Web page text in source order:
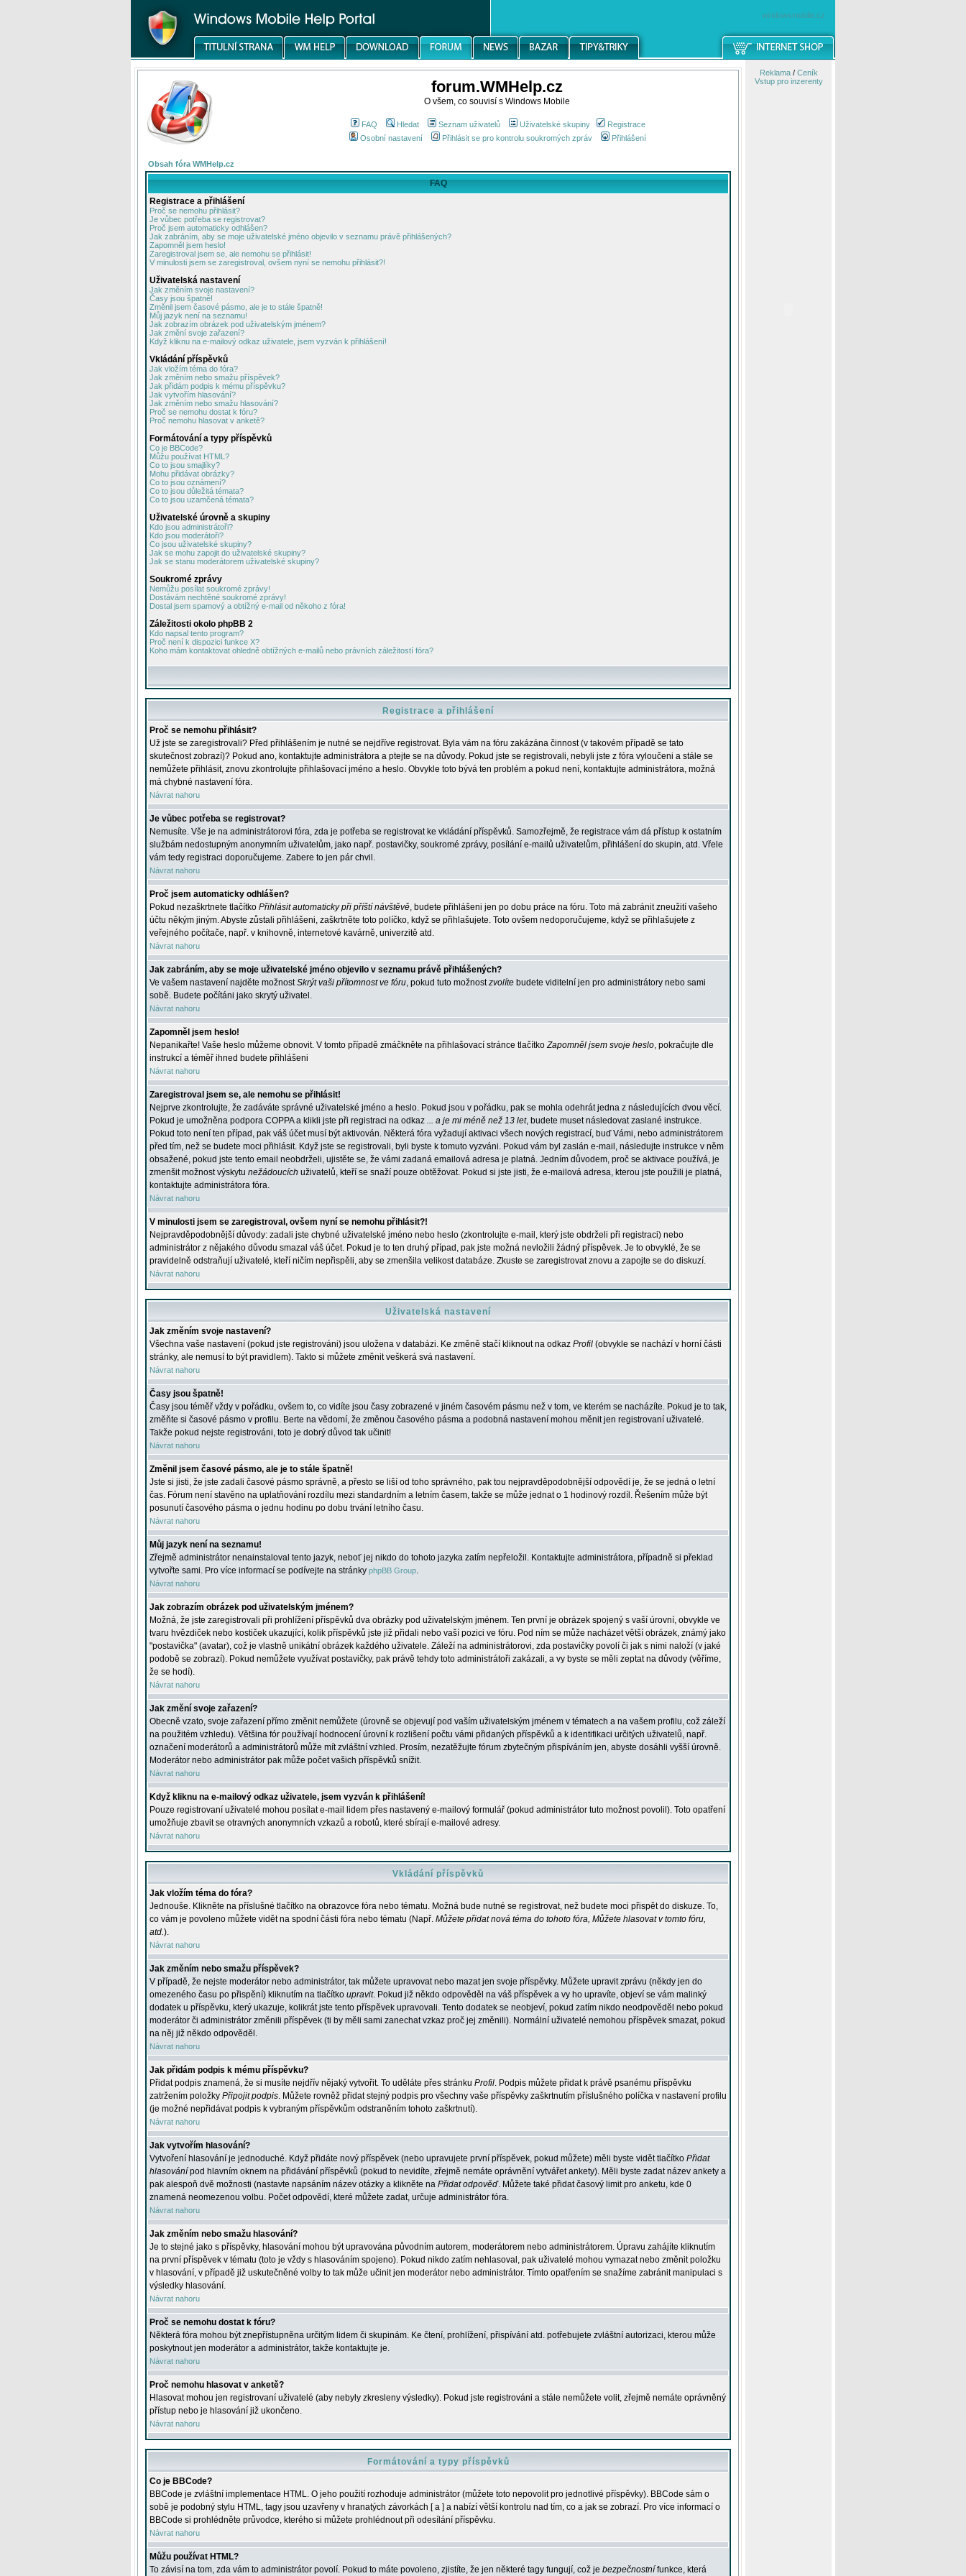
windowsmobile.cz
forum.WMHelp.cz
O všem, co souvisí s Windows Mobile
FAQ Hledat Seznam uživatelů Uživatelské skupiny
Registrace
Osobní nastavení
Přihlásit se pro kontrolu soukromých zpráv Přihlášení
Obsah fóra WMHelp.cz
FAQ
Registrace a přihlášení
Proč se nemohu přihlásit?
Je vůbec potřeba se registrovat?
Proč jsem automaticky odhlášen?
Jak zabráním, aby se moje uživatelské jméno objevilo v seznamu právě přihlášených?
Zapomněl jsem heslo!
Zaregistroval jsem se, ale nemohu se přihlásit!
V minulosti jsem se zaregistroval, ovšem nyní se nemohu přihlásit?!
Uživatelská nastavení
Jak změním svoje nastavení?
Časy jsou špatně!
Změnil jsem časové pásmo, ale je to stále špatně!
Můj jazyk není na seznamu!
Jak zobrazím obrázek pod uživatelským jménem?
Jak změní svoje zařazení?
Když kliknu na e-mailový odkaz uživatele, jsem vyzván k přihlášení!
Vkládání příspěvků
Jak vložím téma do fóra?
Jak změním nebo smažu příspěvek?
Jak přidám podpis k mému příspěvku?
Jak vytvořím hlasování?
Jak změním nebo smažu hlasování?
Proč se nemohu dostat k fóru?
Proč nemohu hlasovat v anketě?
Formátování a typy příspěvků
Co je BBCode?
Můžu používat HTML?
Co to jsou smajlíky?
Mohu přidávat obrázky?
Co to jsou oznámení?
Co to jsou důležitá témata?
Co to jsou uzamčená témata?
Uživatelské úrovně a skupiny
Kdo jsou administrátoři?
Kdo jsou moderátoři?
Co jsou uživatelské skupiny?
Jak se mohu zapojit do uživatelské skupiny?
Jak se stanu moderátorem uživatelské skupiny?
Soukromé zprávy
Nemůžu posílat soukromé zprávy!
Dostávám nechtěné soukromé zprávy!
Dostal jsem spamový a obtížný e-mail od někoho z fóra!
Záležitosti okolo phpBB 2
Kdo napsal tento program?
Proč není k dispozici funkce X?
Koho mám kontaktovat ohledně obtížných e-mailů nebo právních záležitostí fóra?
Registrace a přihlášení
Proč se nemohu přihlásit?
Už jste se zaregistrovali? Před přihlášením je nutné se nejdříve registrovat. Byla vám na fóru zakázána činnost (v takovém případě se tato
skutečnost zobrazí)? Pokud ano, kontaktujte administrátora a ptejte se na důvody. Pokud jste se registrovali, nebyli jste z fóra vyloučeni a stále se
nemůžete přihlásit, znovu zkontrolujte přihlašovací jméno a heslo. Obvykle toto bývá ten problém a pokud není, kontaktujte administrátora, možná
má chybné nastavení fóra.
Návrat nahoru
Je vůbec potřeba se registrovat?
Nemusíte. Vše je na administrátorovi fóra, zda je potřeba se registrovat ke vkládání příspěvků. Samozřejmě, že registrace vám dá přístup k ostatním
službám nedostupným anonymním uživatelům, jako např. postavičky, soukromé zprávy, posílání e-mailů uživatelům, přihlášení do skupin, atd. Vřele
vám tedy registraci doporučujeme. Zabere to jen pár chvil.
Návrat nahoru
Proč jsem automaticky odhlášen?
Pokud nezaškrtnete tlačítko Přihlásit automaticky při příští návštěvě, budete přihlášeni jen po dobu práce na fóru. Toto má zabránit zneužití vašeho
účtu někým jiným. Abyste zůstali přihlášeni, zaškrtněte toto políčko, když se přihlašujete. Toto ovšem nedoporučujeme, když se přihlašujete z
veřejného počítače, např. v knihovně, internetové kavárně, univerzitě atd.
Návrat nahoru
Jak zabráním, aby se moje uživatelské jméno objevilo v seznamu právě přihlášených?
Ve vašem nastavení najděte možnostSkrýt vaši přítomnost ve fóru, pokud tuto možnostzvolíte budete viditelní jen pro administrátory nebo sami
sobě. Budete počítáni jako skrytý uživatel.
Návrat nahoru
Zapomněl jsem heslo!
Nepanikařte! Vaše heslo můžeme obnovit. V tomto případě zmáčkněte na přihlašovací stránce tlačítkoZapomněl jsem svoje heslo, pokračujte dle
instrukcí a téměř ihned budete přihlášeni
Návrat nahoru
Zaregistroval jsem se, ale nemohu se přihlásit!
Nejprve zkontrolujte, že zadáváte správné uživatelské jméno a heslo. Pokud jsou v pořádku, pak se mohla odehrát jedna z následujících dvou věcí.
Pokud je umožněna podpora COPPA a klikli jste při registraci na odkaz ... a je mi méně než 13 let, budete muset následovat zaslané instrukce.
Pokud toto není ten případ, pak váš účet musí být aktivován. Některá fóra vyžadují aktivaci všech nových registrací, buď Vámi, nebo administrátorem
před tím, než se budete moci přihlásit. Když jste se registrovali, byli byste k tomuto vyzváni. Pokud vám byl zaslán e-mail, následujte instrukce v něm
obsažené, pokud jste tento email neobdrželi, ujistěte se, že vámi zadaná emailová adresa je platná. Jedním důvodem, proč se aktivace používá, je
zmenšit možnost výskytu nežádoucích uživatelů, kteří se snaží pouze obtěžovat. Pokud si jste jisti, že e-mailová adresa, kterou jste použili je platná,
kontaktujte administrátora fóra.
Návrat nahoru
V minulosti jsem se zaregistroval, ovšem nyní se nemohu přihlásit?!
Nejpravděpodobnější důvody: zadali jste chybné uživatelské jméno nebo heslo (zkontrolujte e-mail, který jste obdrželi při registraci) nebo
administrátor z nějakého důvodu smazal váš účet. Pokud je to ten druhý případ, pak jste možná nevložili žádný příspěvek. Je to obvyklé, že se
pravidelně odstraňují uživatelé, kteří ničím nepřispěli, aby se zmenšila velikost databáze. Zkuste se zaregistrovat znovu a zapojte se do diskuzí.
Návrat nahoru
Uživatelská nastavení
Jak změním svoje nastavení?
Všechna vaše nastavení (pokud jste registrováni) jsou uložena v databázi. Ke změně stačí kliknout na odkaz Profil (obvykle se nachází v horní části
stránky, ale nemusí to být pravidlem). Takto si můžete změnit veškerá svá nastavení.
Návrat nahoru
Časy jsou špatně!
Časy jsou téměř vždy v pořádku, ovšem to, co vidíte jsou časy zobrazené v jiném časovém pásmu než v tom, ve kterém se nacházíte. Pokud je to tak,
změňte si časové pásmo v profilu. Berte na vědomí, že změnou časového pásma a podobná nastavení mohou měnit jen registrovaní uživatelé.
Takže pokud nejste registrováni, toto je dobrý důvod tak učinit!
Návrat nahoru
Změnil jsem časové pásmo, ale je to stále špatně!
Jste si jisti, že jste zadali časové pásmo správně, a přesto se liší od toho správného, pak tou nejpravděpodobnější odpovědí je, že se jedná o letní
čas. Fórum není stavěno na uplatňování rozdílu mezi standardním a letním časem, takže se může jednat o 1 hodinový rozdíl. Řešením může být
posunutí časového pásma o jednu hodinu po dobu trvání letního času.
Návrat nahoru
Můj jazyk není na seznamu!
Zřejmě administrátor nenainstaloval tento jazyk, neboť jej nikdo do tohoto jazyka zatím nepřeložil. Kontaktujte administrátora, případně si překlad
vytvořte sami. Pro více informací se podívejte na stránky phpBB Group.
Návrat nahoru
Jak zobrazím obrázek pod uživatelským jménem?
Možná, že jste zaregistrovali při prohlížení příspěvků dva obrázky pod uživatelským jménem. Ten první je obrázek spojený s vaší úrovní, obvykle ve
tvaru hvězdiček nebo kostiček ukazující, kolik příspěvků jste již přidali nebo vaší pozici ve fóru. Pod ním se může nacházet větší obrázek, známý jako
"postavička" (avatar), což je vlastně unikátní obrázek každého uživatele. Záleží na administrátorovi, zda postavičky povolí či jak s nimi naloží (v jaké
podobě se zobrazí). Pokud nemůžete využívat postavičky, pak právě tehdy toto administrátoři zakázali, a vy byste se měli zeptat na důvody (věříme,
že se hodí).
Návrat nahoru
Jak změní svoje zařazení?
Obecně vzato, svoje zařazení přímo změnit nemůžete (úrovně se objevují pod vaším uživatelským jménem v tématech a na vašem profilu, což záleží
na použitém vzhledu). Většina fór používají hodnocení úrovní k rozlišení počtu vámi přidaných příspěvků a k identifikaci určitých uživatelů, např.
označení moderátorů a administrátorů může mít zvláštní vzhled. Prosím, nezatěžujte fórum zbytečným přispíváním jen, abyste dosáhli vyšší úrovně.
Moderátor nebo administrátor pak může počet vašich příspěvků snížit.
Návrat nahoru
Když kliknu na e-mailový odkaz uživatele, jsem vyzván k přihlášení!
Pouze registrovaní uživatelé mohou posílat e-mail lidem přes nastavený e-mailový formulář (pokud administrátor tuto možnost povolil). Toto opatření
umožňuje zbavit se otravných anonymních vzkazů a robotů, které sbírají e-mailové adresy.
Návrat nahoru
Vkládání příspěvků
Jak vložím téma do fóra?
Jednouše. Klikněte na příslušné tlačítko na obrazovce fóra nebo tématu. Možná bude nutné se registrovat, než budete moci přispět do diskuze. To,
co vám je povoleno můžete vidět na spodní části fóra nebo tématu (Např. Můžete přidat nová téma do tohoto fóra, Můžete hlasovat v tomto fóru,
atd.).
Návrat nahoru
Jak změním nebo smažu příspěvek?
V případě, že nejste moderátor nebo administrátor, tak můžete upravovat nebo mazat jen svoje příspěvky. Můžete upravit zprávu (někdy jen do
omezeného času po přispění) kliknutím na tlačítko upravit. Pokud již někdo odpověděl na váš příspěvek a vy ho upravíte, objeví se vám malinký
dodatek u příspěvku, který ukazuje, kolikrát jste tento příspěvek upravovali. Tento dodatek se neobjeví, pokud zatím nikdo neodpověděl nebo pokud
moderátor či administrátor změnili příspěvek (ti by měli sami zanechat vzkaz proč jej změnili). Normální uživatelé nemohou příspěvek smazat, pokud
na něj již někdo odpověděl.
Návrat nahoru
Jak přidám podpis k mému příspěvku?
Přidat podpis znamená, že si musíte nejdřív nějaký vytvořit. To uděláte přes stránku Profil. Podpis můžete přidat k právě psanému příspěvku
zatržením položky Připojit podpis. Můžete rovněž přidat stejný podpis pro všechny vaše příspěvky zaškrtnutím příslušného políčka v nastavení profilu
(je možné nepřidávat podpis k vybraným příspěvkům odstraněním tohoto zaškrtnutí).
Návrat nahoru
Jak vytvořím hlasování?
Vytvoření hlasování je jednoduché. Když přidáte nový příspěvek (nebo upravujete první příspěvek, pokud můžete) měli byste vidět tlačítko Přidat
hlasování pod hlavním oknem na přidávání příspěvků (pokud to nevidíte, zřejmě nemáte oprávnění vytvářet ankety). Měli byste zadat název ankety a
pak alespoň dvě možnosti (nastavte napsáním název otázky a klikněte na Přidat odpověď. Můžete také přidat časový limit pro anketu, kde 0
znamená neomezenou volbu. Počet odpovědí, které můžete zadat, určuje administrátor fóra.
Návrat nahoru
Jak změním nebo smažu hlasování?
Je to stejné jako s příspěvky, hlasování mohou být upravována původním autorem, moderátorem nebo administrátorem. Úpravu zahájíte kliknutím
na první příspěvek v tématu (toto je vždy s hlasováním spojeno). Pokud nikdo zatím nehlasoval, pak uživatelé mohou vymazat nebo změnit položku
v hlasování, v případě již uskutečněné volby to tak může učinit jen moderátor nebo administrátor. Tímto opatřením se snažíme zabránit manipulaci s
výsledky hlasování.
Návrat nahoru
Proč se nemohu dostat k fóru?
Některá fóra mohou být znepřístupněna určitým lidem či skupinám. Ke čtení, prohlížení, přispívání atd. potřebujete zvláštní autorizaci, kterou může
poskytnout jen moderátor a administrátor, takže kontaktujte je.
Návrat nahoru
Proč nemohu hlasovat v anketě?
Hlasovat mohou jen registrovaní uživatelé (aby nebyly zkresleny výsledky). Pokud jste registrováni a stále nemůžete volit, zřejmě nemáte oprávněný
přístup nebo je hlasování již ukončeno.
Návrat nahoru
Formátování a typy příspěvků
Co je BBCode?
BBCode je zvláštní implementace HTML. O jeho použití rozhoduje administrátor (můžete toto nepovolit pro jednotlivé příspěvky). BBCode sám o
sobě je podobný stylu HTML, tagy jsou uzavřeny v hranatých závorkách [ a ] a nabízí větší kontrolu nad tím, co a jak se zobrazí. Pro více informací o
BBCode si prohlédněte průvodce, kterého si můžete prohlédnout při odesílání příspěvku.
Návrat nahoru
Můžu používat HTML?
To závisí na tom, zda vám to administrátor povolí. Pokud to máte povoleno, zjistíte, že jen některé tagy fungují, což je bezpečnostní funkce, která
Reklama/ Ceník
Vstup pro inzerenty